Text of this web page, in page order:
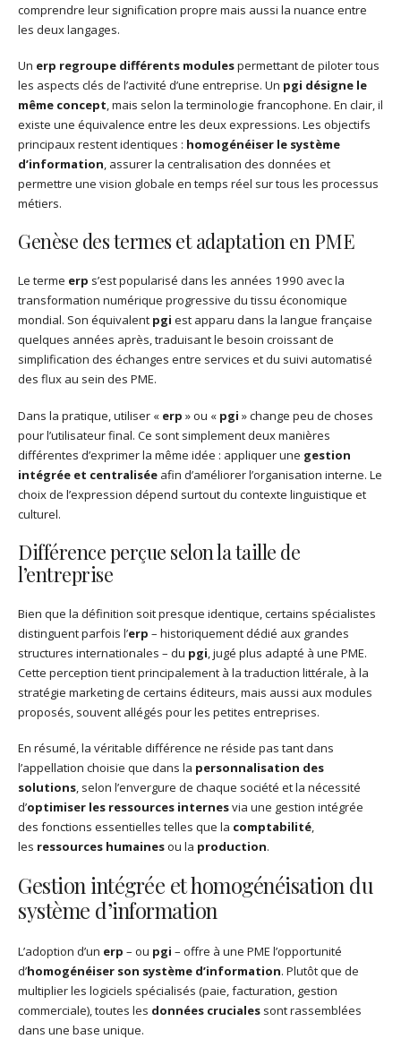
comprendre leur signification propre mais aussi la nuance entre
les deux langages.
Un erp regroupe différents modulespermettant de piloter tous
les aspects clés de l’activité d’une entreprise. Un pgi désigne le
même concept, mais selon la terminologie francophone. En clair, il
existe une équivalence entre les deux expressions. Les objectifs
principaux restent identiques : homogénéiser le système
d’information, assurer la centralisation des données et
permettre une vision globale en temps réel sur tous les processus
métiers.
Genèse des termes et adaptation en PME
Le terme erp s’est popularisé dans les années 1990 avec la
transformation numérique progressive du tissu économique
mondial. Son équivalent pgi est apparu dans la langue française
quelques années après, traduisant le besoin croissant de
simplification des échanges entre services et du suivi automatisé
des flux au sein des PME.
Dans la pratique, utiliser « erp » ou « pgi » change peu de choses
pour l’utilisateur final. Ce sont simplement deux manières
différentes d’exprimer la même idée : appliquer une gestion
intégrée et centralisée afin d’améliorer l’organisation interne. Le
choix de l’expression dépend surtout du contexte linguistique et
culturel.
Différence perçue selon la taille de
l’entreprise
Bien que la définition soit presque identique, certains spécialistes
distinguent parfois l’erp – historiquement dédié aux grandes
structures internationales – du pgi, jugé plus adapté à une PME.
Cette perception tient principalement à la traduction littérale, à la
stratégie marketing de certains éditeurs, mais aussi aux modules
proposés, souvent allégés pour les petites entreprises.
En résumé, la véritable différence ne réside pas tant dans
l’appellation choisie que dans la personnalisation des
solutions, selon l’envergure de chaque société et la nécessité
d’optimiser les ressources internesvia une gestion intégrée
des fonctions essentielles telles que la comptabilité,
les ressources humainesou la production.
Gestion intégrée et homogénéisation du
système d’information
L’adoption d’un erp – ou pgi – offre à une PME l’opportunité
d’homogénéiser son système d’information. Plutôt que de
multiplier les logiciels spécialisés (paie, facturation, gestion
commerciale), toutes les données cruciales sont rassemblées
dans une base unique.